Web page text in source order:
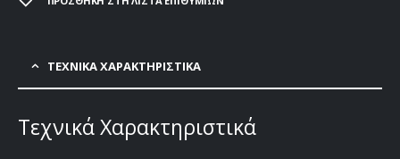
ΤΕΧΝΙΚΑ ΧΑΡΑΚΤΗΡΙΣΤΙΚΑ
Τεχνικά Χαρακτηριστικά